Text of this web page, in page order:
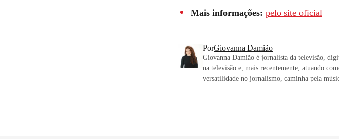
Mais informações: pelo site oficial
PorGiovanna Damião
Giovanna Damião é jornalista da televisão,
na televisão e, mais recentemente, atuando
versatilidade no jornalismo, caminha pela